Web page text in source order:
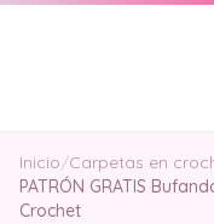
Inicio/Carpetas en
PATRÓN GRATIS
Crochet